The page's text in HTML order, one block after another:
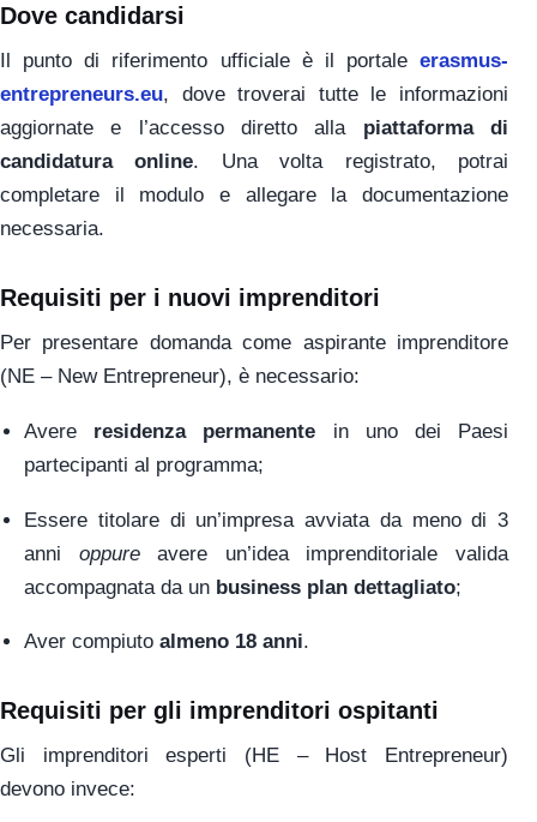
Dove candidarsi
Il punto di riferimento ufficiale è il portale erasmus-
entrepreneurs.eu, dove troverai tutte le informazioni
aggiornate e l’accesso diretto alla piattaforma di
candidatura online. Una volta registrato, potrai
completare il modulo e allegare la documentazione
necessaria.
Requisiti per i nuovi imprenditori
Per presentare domanda come aspirante imprenditore
(NE – New Entrepreneur), è necessario:
Avere residenza permanente in uno dei Paesi
partecipanti al programma;
Essere titolare di un’impresa avviata da meno di 3
anni oppureavere un’idea imprenditoriale valida
accompagnata da un business plan dettagliato;
Aver compiuto almeno 18 anni.
Requisiti per gli imprenditori ospitanti
Gli imprenditori esperti (HE – Host Entrepreneur)
devono invece: